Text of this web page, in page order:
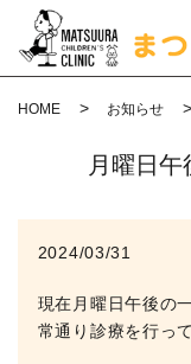
HOME お知らせ
月曜日
2024/03/31
現在月曜日午後の
常通り診療を行っ